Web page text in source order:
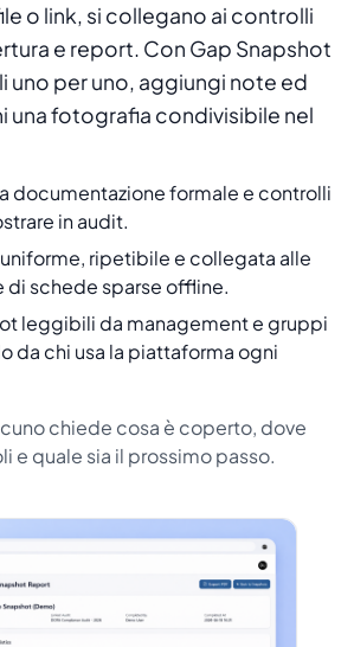
o link, si collegano ai controlli
e report. Con Gap Snapshot
uno per uno, aggiungi note ed
una fotografia condivisibile nel
documentazione formale e controlli
in audit.
ripetibile e collegata alle
di schede sparse offline.
leggibili da management e gruppi
da chi usa la piattaforma ogni
chiede cosa è coperto, dove
e quale sia il prossimo passo.